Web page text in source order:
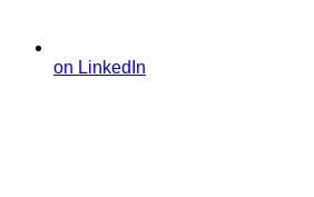
on LinkedIn